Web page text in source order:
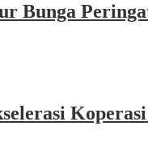
Bunga